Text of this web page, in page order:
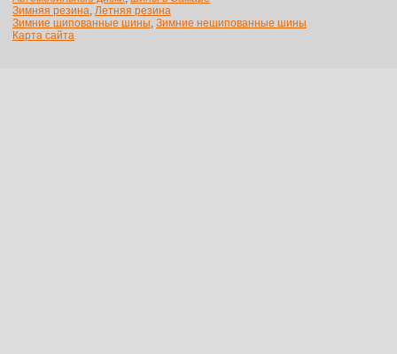
Зимняя резина, Летняя резина
Зимние шипованные шины, Зимние нешипованные шины
Карта сайта